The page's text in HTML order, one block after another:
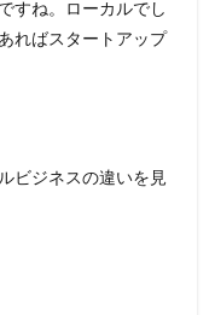
すね。ローカルでし
ればスタートアップ
ビジネスの違いを見